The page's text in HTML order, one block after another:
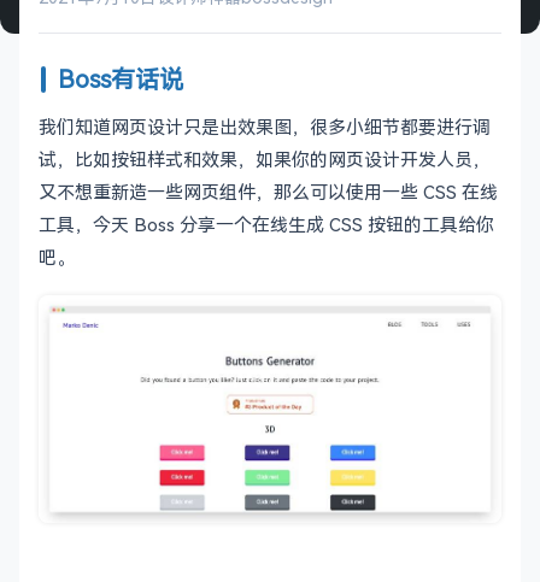
Boss有话说
我们知道网页设计只是出效果图，很多小细节都要进行调
试，比如按钮样式和效果，如果你的网页设计开发人员，
又不想重新造一些网页组件，那么可以使用一些 CSS 在线
工具，今天 Boss 分享一个在线生成 CSS 按钮的工具给你
吧。